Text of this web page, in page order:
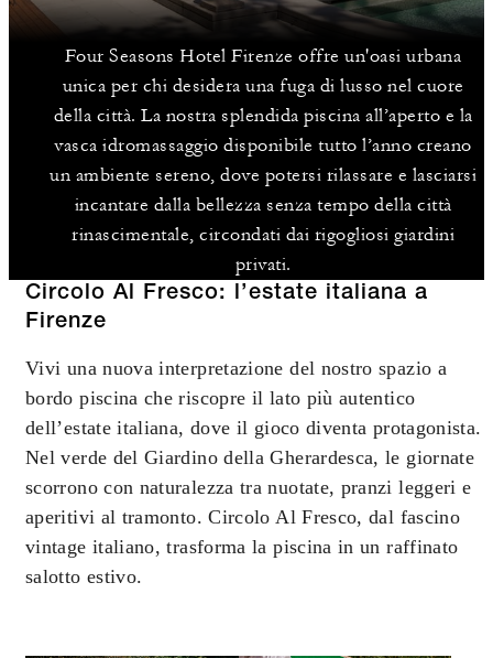
Four Seasons Hotel Firenze offre un'oasi urbana
unica per chi desidera una fuga di lusso nel cuore
della città. La nostra splendida piscina all’aperto e la
vasca idromassaggio disponibile tutto l’anno creano
un ambiente sereno, dove potersi rilassare e lasciarsi
incantare dalla bellezza senza tempo della città
rinascimentale, circondati dai rigogliosi giardini
privati.
Circolo Al Fresco: l’estate italiana a
Firenze
Vivi una nuova interpretazione del nostro spazio a
bordo piscina che riscopre il lato più autentico
dell’estate italiana, dove il gioco diventa protagonista.
Nel verde del Giardino della Gherardesca, le giornate
scorrono con naturalezza tra nuotate, pranzi leggeri e
aperitivi al tramonto. Circolo Al Fresco, dal fascino
vintage italiano, trasforma la piscina in un raffinato
salotto estivo.